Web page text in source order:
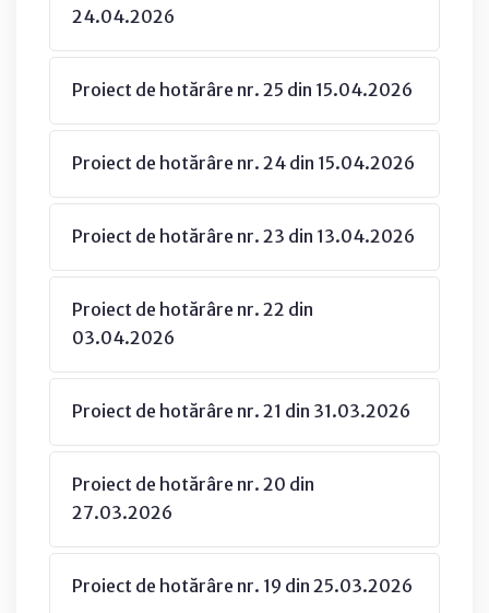
24.04.2026
Proiect de hotărâre nr. 25 din 15.04.2026
Proiect de hotărâre nr. 24 din 15.04.2026
Proiect de hotărâre nr. 23 din 13.04.2026
Proiect de hotărâre nr. 22 din
03.04.2026
Proiect de hotărâre nr. 21 din 31.03.2026
Proiect de hotărâre nr. 20 din
27.03.2026
Proiect de hotărâre nr. 19 din 25.03.2026